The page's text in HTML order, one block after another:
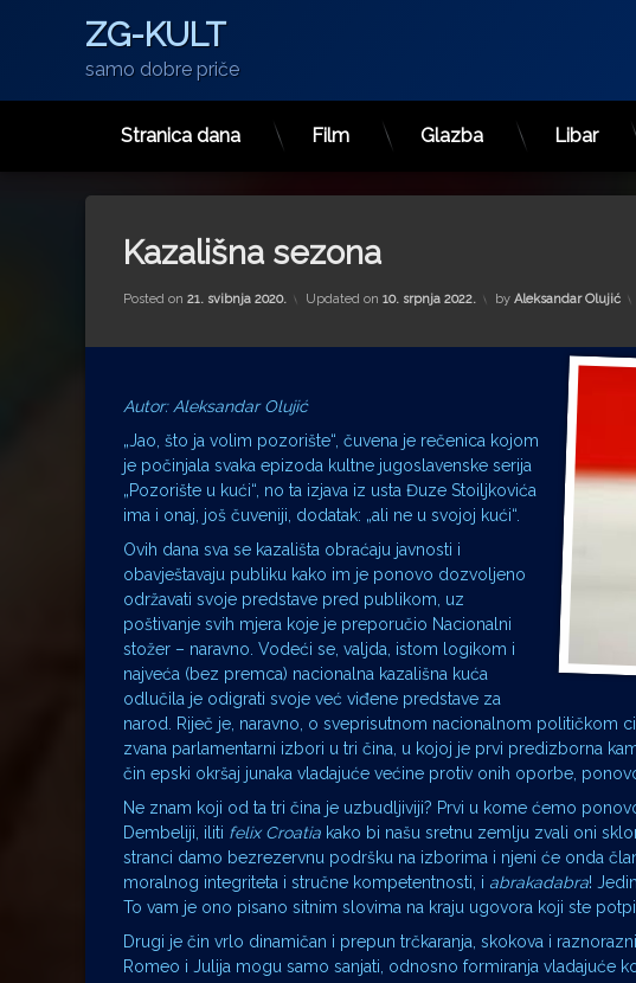
ZG-KULT
samo dobre priče
Stranica dana Film Glazba Libar
Kazališna sezona
Posted on 21. svibnja 2020. Updated on 10. srpnja 2022. by Aleksandar Olujić
Autor: Aleksandar Olujić
„Jao, što ja volim pozorište“, čuvena je rečenica kojom
je počinjala svaka epizoda kultne jugoslavenske serija
„Pozorište u kući“, no ta izjava iz usta Đuze Stoiljkovića
ima i onaj, još čuveniji, dodatak: „ali ne u svojoj kući“.
Ovih dana sva se kazališta obraćaju javnosti i
obavještavaju publiku kako im je ponovo dozvoljeno
održavati svoje predstave pred publikom, uz
poštivanje svih mjera koje je preporučio Nacionalni
stožer – naravno. Vodeći se, valjda, istom logikom i
najveća (bez premca) nacionalna kazališna kuća
odlučila je odigrati svoje već viđene predstave za
narod. Riječ je, naravno, o sveprisutnom nacionalnom političkom
zvana parlamentarni izbori u tri čina, u kojoj je prvi predizborna
čin epski okršaj junaka vladajuće većine protiv onih oporbe,
Ne znam koji od ta tri čina je uzbudljiviji? Prvi u kome ćemo
Dembeliji, iliti felix Croatia kako bi našu sretnu zemlju zvali oni
stranci damo bezrezervnu podršku na izborima i njeni će onda
moralnog integriteta i stručne kompetentnosti, i abrakadabra!
To vam je ono pisano sitnim slovima na kraju ugovora koji ste
Drugi je čin vrlo dinamičan i prepun trčkaranja, skokova i
Romeo i Julija mogu samo sanjati, odnosno formiranja vladajuće